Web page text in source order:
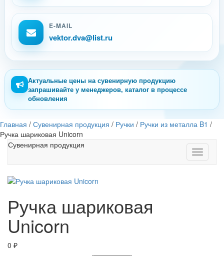
E-MAIL
vektor.dva@list.ru
Актуальные цены на сувенирную продукцию
запрашивайте у менеджеров, каталог в процессе
обновления
Главная / Сувенирная продукция / Ручки / Ручки из металла B1 /
Ручка шариковая Unicorn
Toggle
Сувенирная продукция
Ручка шариковая
Unicorn
0 ₽